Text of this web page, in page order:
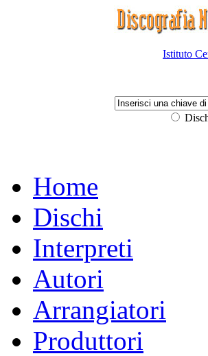
Istituto
Home
Dischi
Interpreti
Autori
Arrangiatori
Produttori